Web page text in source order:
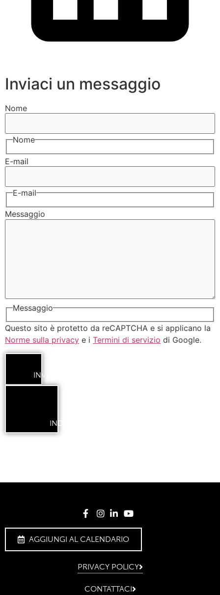
Inviaci un messaggio
Nome
Nome
E-mail
E-mail
Messaggio
Messaggio
Questo sito è protetto da reCAPTCHA e si applicano la
Norme sulla privacy e i Termini di servizio di Google.
INVIA
INDIETRO
AGGIUNGI AL CALENDARIO
PRIVACY POLICY
CONTATTACI